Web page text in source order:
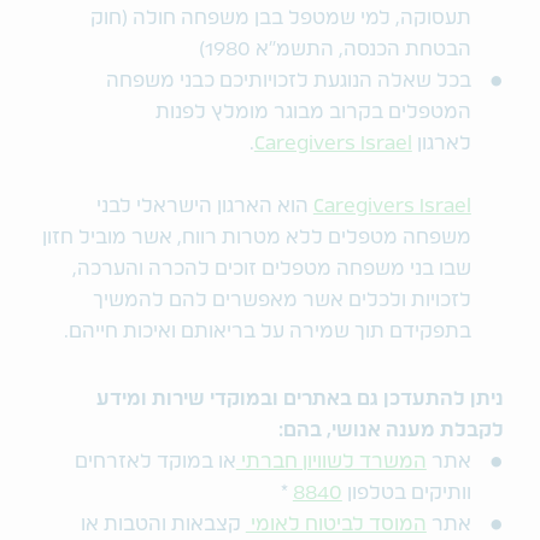
תעסוקה, למי שמטפל בבן משפחה חולה (חוק
הבטחת הכנסה, התשמ"א 1980)
בכל שאלה הנוגעת לזכויותיכם כבני משפחה
המטפלים בקרוב מבוגר מומלץ לפנות
לארגון
Caregivers Israel
.
Caregivers Israel הוא הארגון הישראלי לבני
משפחה מטפלים ללא מטרות רווח, אשר מוביל חזון
שבו בני משפחה מטפלים זוכים להכרה והערכה,
לזכויות ולכלים אשר מאפשרים להם להמשיך
בתפקידם תוך שמירה על בריאותם ואיכות חייהם.
ניתן להתעדכן גם באתרים ובמוקדי שירות ומידע
לקבלת מענה אנושי, בהם:
אתר המשרד לשוויון חברתי או במוקד לאזרחים
וותיקים בטלפון 8840
*
אתר המוסד לביטוח לאומי קצבאות והטבות או